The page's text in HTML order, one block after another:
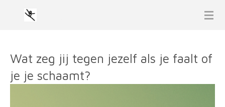
hoofdinhoud
Wat zeg jij tegen jezelf als je faalt of
je je schaamt?